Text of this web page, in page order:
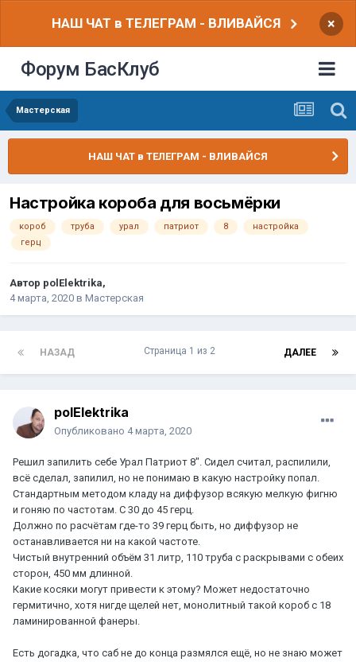
НАШ ЧАТ в ТЕЛЕГРАМ - ВЛИВАЙСЯ ×
Форум БасКлуб
Мастерская
НАШ ЧАТ в ТЕЛЕГРАМ - ВЛИВАЙСЯ
Настройка короба для восьмёрки
короб труба урал патриот 8
настройка
герц
Автор polElektrika,
4 марта, 2020 в Мастерская
НАЗАД ДАЛЕЕ
Страница 1 из 2
polElektrika
Опубликовано 4 марта, 2020
Решил запилить себе Урал Патриот 8". Сидел считал, распилили,
всё сделал, запилил, но не понимаю в какую настройку попал.
Стандартным методом кладу на диффузор всякую мелкую фигню
и гоняю по частотам. С 30 до 45 герц.
Должно по расчётам где-то 39 герц быть, но диффузор не
останавливается ни на какой частоте.
Чистый внутренний объём 31 литр, 110 труба с раскрывами с обеих
сторон, 450 мм длинной.
Какие косяки могут привести к этому? Может недостаточно
гермитично, хотя нигде щелей нет, монолитный такой короб с 18
ламинированной фанеры.
Есть догадка, что саб не до конца размялся ещё, но не знаю может